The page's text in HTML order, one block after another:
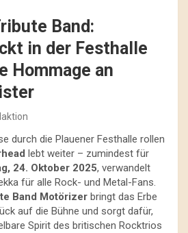
Band:
in der Festhalle
Hommage an
durch die Plauener Festhalle rollen
lebt weiter – zumindest für
24. Oktober 2025, verwandelt
für alle Rock- und Metal-Fans.
Band Motörizer bringt das Erbe
auf die Bühne und sorgt dafür,
Spirit des britischen Rocktrios